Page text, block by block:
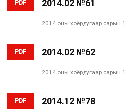
PDF 2014.02 №61
2014 оны хоёрдугаар сарын 1
PDF 2014.02 №62
2014 оны хоёрдугаар сарын 1
PDF 2014.12 №78